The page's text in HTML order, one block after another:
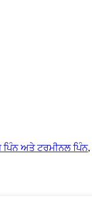
ਪਿੰਨ ਅਤੇ ਟਰਮੀਨਲ ਪਿੰਨ,